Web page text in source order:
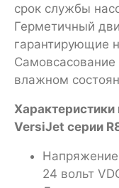
срок службы
Герметичный
гарантирующие
влажном
VersiJet серии
24 вольт